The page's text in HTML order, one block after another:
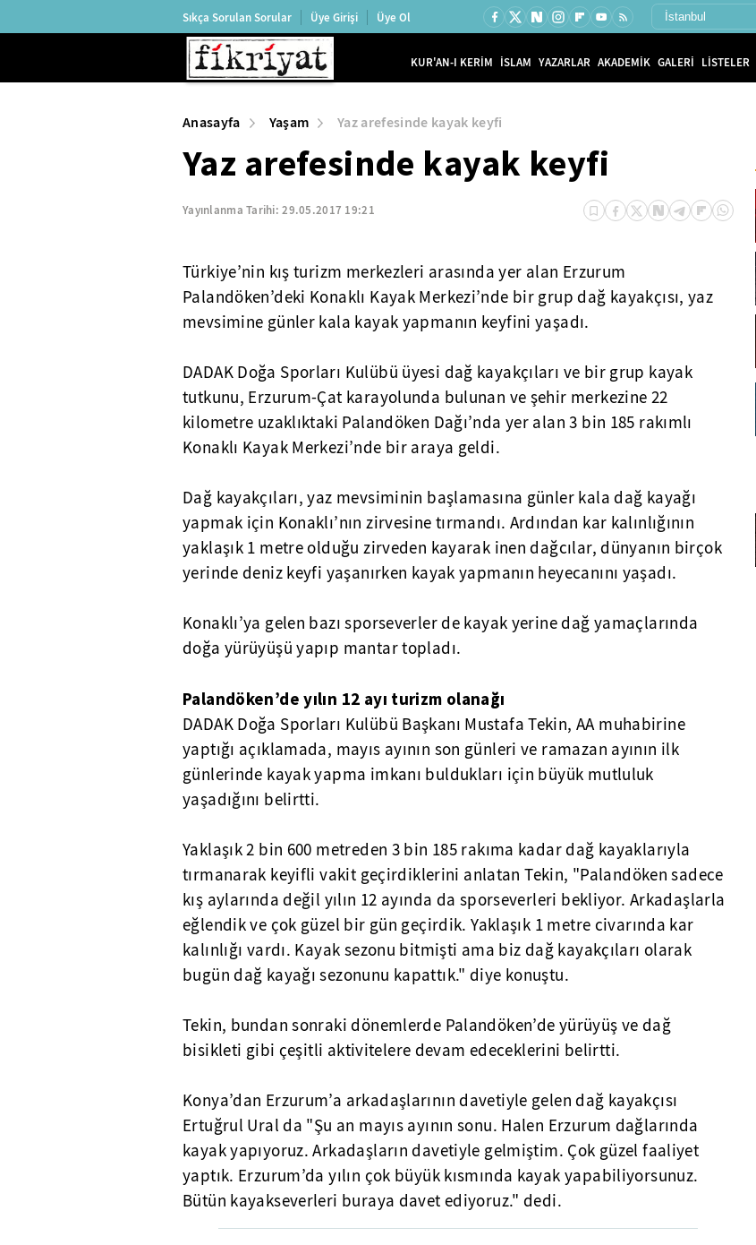
Sıkça Sorulan Sorular Üye Girişi Üye Ol
KUR'AN-I KERİM İSLAM YAZARLAR AKADEMİK GALERİ LİSTELER
Anasayfa Yaşam Yaz arefesinde kayak keyfi
Yaz arefesinde kayak keyfi
Yayınlanma Tarihi:29.05.2017 19:21
Türkiye’nin kış turizm merkezleri arasında yer alan Erzurum
Palandöken’deki Konaklı Kayak Merkezi’nde bir grup dağ kayakçısı, yaz
mevsimine günler kala kayak yapmanın keyfini yaşadı.
DADAK Doğa Sporları Kulübü üyesi dağ kayakçıları ve bir grup kayak
tutkunu, Erzurum-Çat karayolunda bulunan ve şehir merkezine 22
kilometre uzaklıktaki Palandöken Dağı’nda yer alan 3 bin 185 rakımlı
Konaklı Kayak Merkezi’nde bir araya geldi.
Dağ kayakçıları, yaz mevsiminin başlamasına günler kala dağ kayağı
yapmak için Konaklı’nın zirvesine tırmandı. Ardından kar kalınlığının
yaklaşık 1 metre olduğu zirveden kayarak inen dağcılar, dünyanın birçok
yerinde deniz keyfi yaşanırken kayak yapmanın heyecanını yaşadı.
Konaklı’ya gelen bazı sporseverler de kayak yerine dağ yamaçlarında
doğa yürüyüşü yapıp mantar topladı.
Palandöken’de yılın 12 ayı turizm olanağı
DADAK Doğa Sporları Kulübü Başkanı Mustafa Tekin, AA muhabirine
yaptığı açıklamada, mayıs ayının son günleri ve ramazan ayının ilk
günlerinde kayak yapma imkanı buldukları için büyük mutluluk
yaşadığını belirtti.
Yaklaşık 2 bin 600 metreden 3 bin 185 rakıma kadar dağ kayaklarıyla
tırmanarak keyifli vakit geçirdiklerini anlatan Tekin, "Palandöken sadece
kış aylarında değil yılın 12 ayında da sporseverleri bekliyor. Arkadaşlarla
eğlendik ve çok güzel bir gün geçirdik. Yaklaşık 1 metre civarında kar
kalınlığı vardı. Kayak sezonu bitmişti ama biz dağ kayakçıları olarak
bugün dağ kayağı sezonunu kapattık." diye konuştu.
Tekin, bundan sonraki dönemlerde Palandöken’de yürüyüş ve dağ
bisikleti gibi çeşitli aktivitelere devam edeceklerini belirtti.
Konya’dan Erzurum’a arkadaşlarının davetiyle gelen dağ kayakçısı
Ertuğrul Ural da "Şu an mayıs ayının sonu. Halen Erzurum dağlarında
kayak yapıyoruz. Arkadaşların davetiyle gelmiştim. Çok güzel faaliyet
yaptık. Erzurum’da yılın çok büyük kısmında kayak yapabiliyorsunuz.
Bütün kayakseverleri buraya davet ediyoruz." dedi.